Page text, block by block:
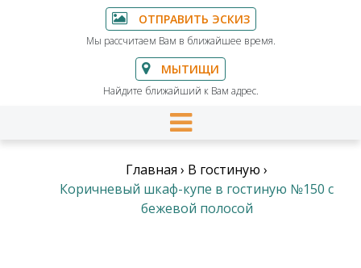
ОТПРАВИТЬ ЭСКИЗ
Мы рассчитаем Вам в ближайшее время.
МЫТИЩИ
Найдите ближайший к Вам адрес.
Главная › В гостиную ›
Коричневый шкаф-купе в гостиную №150 с
бежевой полосой